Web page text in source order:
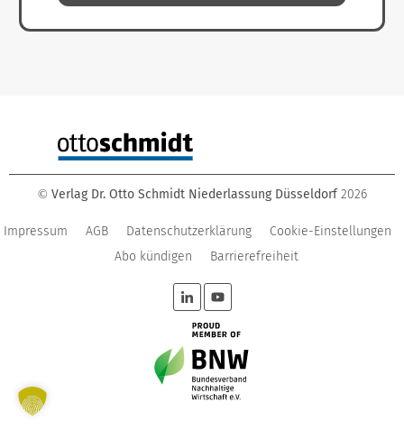
© Verlag Dr. Otto Schmidt Niederlassung Düsseldorf 2026
Impressum AGB Datenschutzerklärung
Cookie-Einstellungen
Abo kündigen
Barrierefreiheit